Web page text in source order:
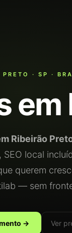
· SP ·
em
Ribeirão
local
querem
— sem
→ Ver